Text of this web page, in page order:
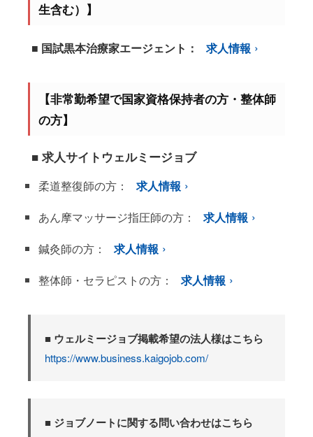
生含む）】
■ 国試黒本治療家エージェント： 求人情報
【非常勤希望で国家資格保持者の方・整体師
の方】
■ 求人サイトウェルミージョブ
柔道整復師の方：
求人情報
あん摩マッサージ指圧師の方：
求人情報
鍼灸師の方：
求人情報
整体師・セラピストの方：
求人情報
■ ウェルミージョブ掲載希望の法人様はこちら
https://www.business.kaigojob.com/
■ ジョブノートに関する問い合わせはこちら